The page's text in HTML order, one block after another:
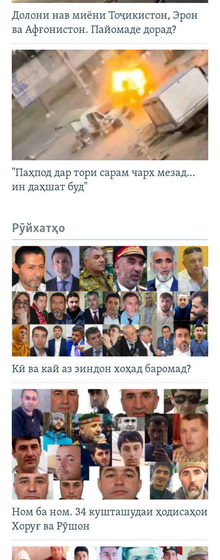
Долони нав миёни Тоҷикистон, Эрон
ва Афғонистон. Пайомаде дорад?
"Паҳпод дар тори сарам чарх мезад…
ин даҳшат буд"
Рӯйхатҳо
Кӣ ва кай аз зиндон хоҳад баромад?
Ном ба ном. 34 кушташудаи ҳодисаҳои
Хоруғ ва Рӯшон